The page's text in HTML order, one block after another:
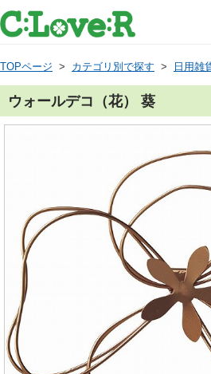
TOPページ > カテゴリ別で探す > 日用雑
ウォールデコ（花） 葵